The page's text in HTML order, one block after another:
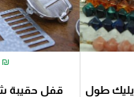
طول
₪